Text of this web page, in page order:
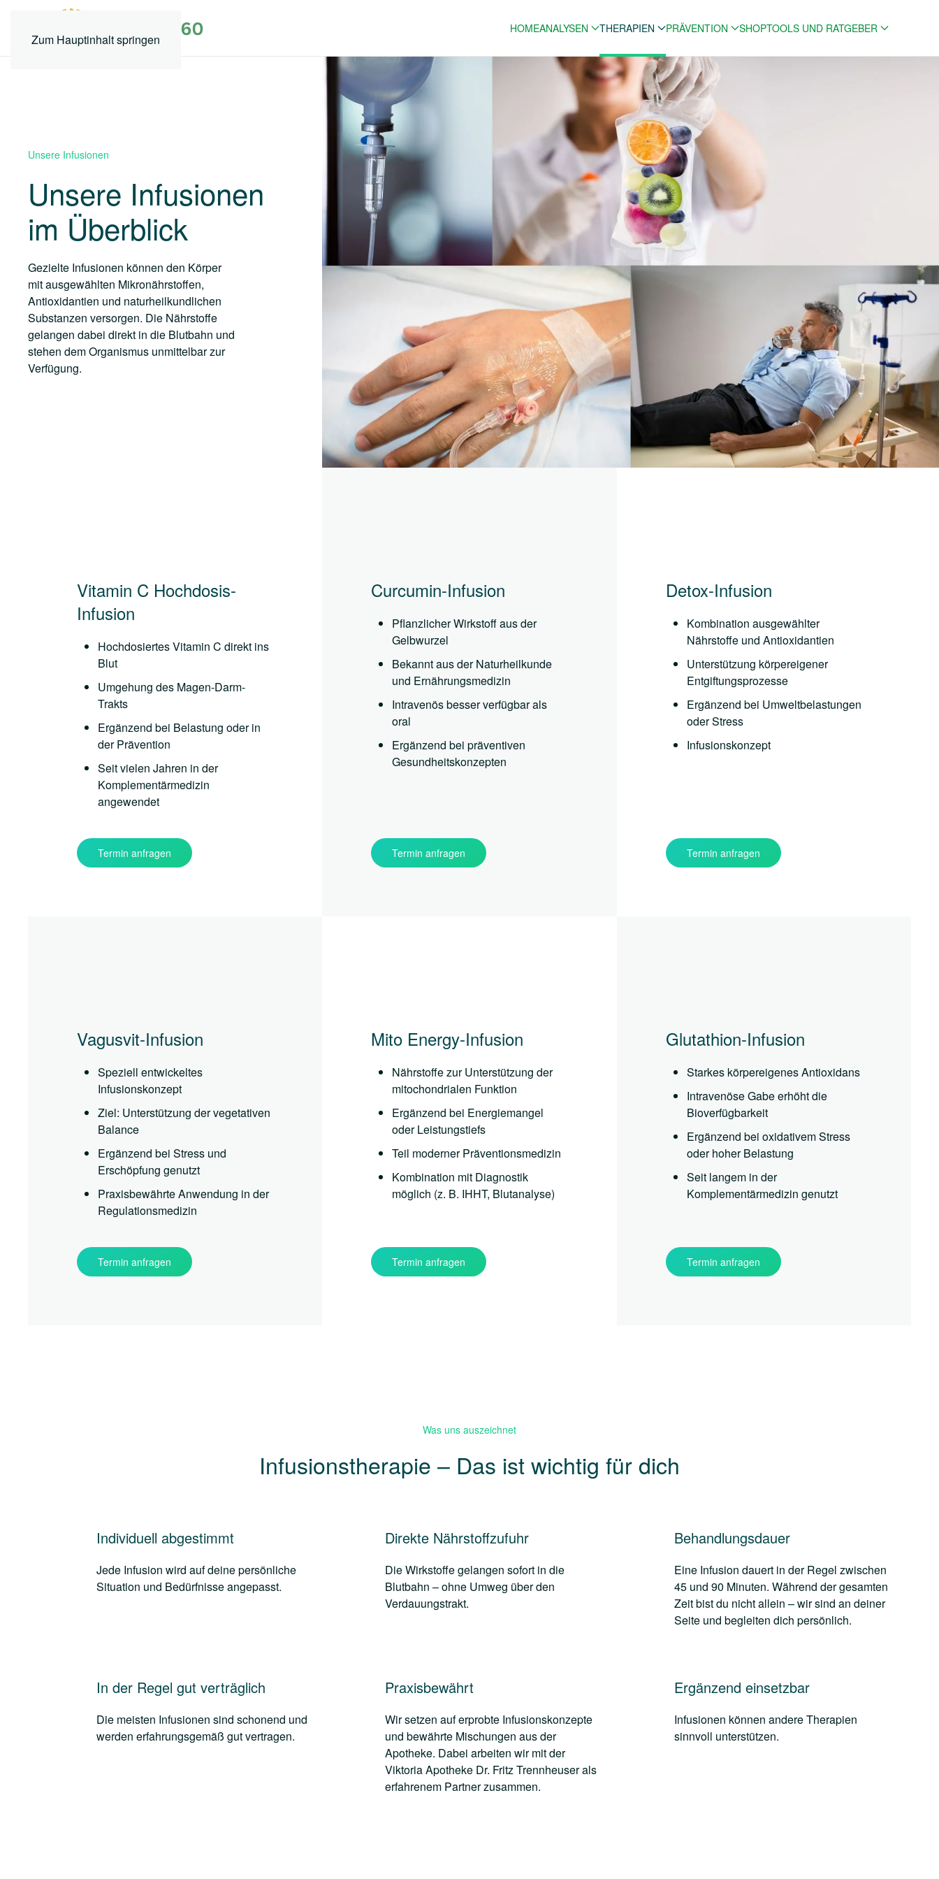
Zum Hauptinhalt springen
HOMEANALYSEN THERAPIEN PRÄVENTION SHOPTOOLS UND RATGEBER
Unsere Infusionen
Unsere Infusionen
im Überblick
Gezielte Infusionen können den Körper
mit ausgewählten Mikronährstoffen,
Antioxidantien und naturheilkundlichen
Substanzen versorgen. Die Nährstoffe
gelangen dabei direkt in die Blutbahn und
stehen dem Organismus unmittelbar zur
Verfügung.
Vitamin C Hochdosis-
Infusion
Hochdosiertes Vitamin C direkt ins
Blut
Umgehung des Magen-Darm-
Trakts
Ergänzend bei Belastung oder in
der Prävention
Seit vielen Jahren in der
Komplementärmedizin
angewendet
Termin anfragen
Curcumin-Infusion
Pflanzlicher Wirkstoff aus der
Gelbwurzel
Bekannt aus der Naturheilkunde
und Ernährungsmedizin
Intravenös besser verfügbar als
oral
Ergänzend bei präventiven
Gesundheitskonzepten
Termin anfragen
Detox-Infusion
Kombination ausgewählter
Nährstoffe und Antioxidantien
Unterstützung körpereigener
Entgiftungsprozesse
Ergänzend bei Umweltbelastungen
oder Stress
Infusionskonzept
Termin anfragen
Vagusvit-Infusion
Speziell entwickeltes
Infusionskonzept
Ziel: Unterstützung der vegetativen
Balance
Ergänzend bei Stress und
Erschöpfung genutzt
Praxisbewährte Anwendung in der
Regulationsmedizin
Termin anfragen
Mito Energy-Infusion
Nährstoffe zur Unterstützung der
mitochondrialen Funktion
Ergänzend bei Energiemangel
oder Leistungstiefs
Teil moderner Präventionsmedizin
Kombination mit Diagnostik
möglich (z. B. IHHT, Blutanalyse)
Termin anfragen
Glutathion-Infusion
Starkes körpereigenes Antioxidans
Intravenöse Gabe erhöht die
Bioverfügbarkeit
Ergänzend bei oxidativem Stress
oder hoher Belastung
Seit langem in der
Komplementärmedizin genutzt
Termin anfragen
Was uns auszeichnet
Infusionstherapie – Das ist wichtig für dich
Individuell abgestimmt
Jede Infusion wird auf deine persönliche
Situation und Bedürfnisse angepasst.
Direkte Nährstoffzufuhr
Die Wirkstoffe gelangen sofort in die
Blutbahn – ohne Umweg über den
Verdauungstrakt.
Behandlungsdauer
Eine Infusion dauert in der Regel zwischen
45 und 90 Minuten. Während der gesamten
Zeit bist du nicht allein – wir sind an deiner
Seite und begleiten dich persönlich.
In der Regel gut verträglich
Die meisten Infusionen sind schonend und
werden erfahrungsgemäß gut vertragen.
Praxisbewährt
Wir setzen auf erprobte Infusionskonzepte
und bewährte Mischungen aus der
Apotheke. Dabei arbeiten wir mit der
Viktoria Apotheke Dr. Fritz Trennheuser als
erfahrenem Partner zusammen.
Ergänzend einsetzbar
Infusionen können andere Therapien
sinnvoll unterstützen.